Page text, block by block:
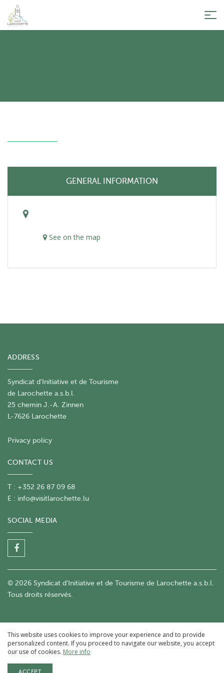
GENERAL INFORMATION
See on the map
ADDRESS
Syndicat d'Initiative et de Tourisme
de Larochette a.s.b.l.
25 chemin J.-A. Zinnen
L-7626 Larochette
Privacy policy
CONTACT US
T : +352 26 87 09 68
E : info@visitlarochette.lu
SOCIAL MEDIA
© 2026 Syndicat d'Initiative et de Tourisme de Larochette a.s.b.l.
Tous droits réservés.
This website uses cookies to improve your experience and to provide
personalized content. If you proceed to navigate our website, you accept
our use of cookies. More info
ACCEPT